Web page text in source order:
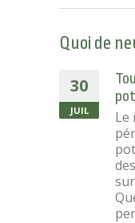
Quoi de
30
JUIL
Le